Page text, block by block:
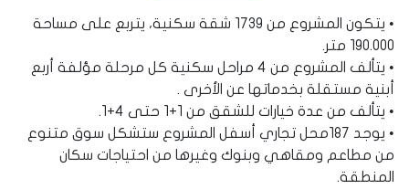
• يتكون المشروع من 1739 شقة سكنية، يتربع على مساحة
190.000 متر.
• يتألف المشروع من 4 مراحل سكنية كل مرحلة مؤلفة أربع
أبنية مستقلة بخدماتها عن الأخرى .
• يتألف من عدة خيارات للشقق من 1+1 حتى 4+1.
• يوجد 187محل تجاري أسفل المشروع ستشكل سوق متنوع
من مطاعم ومقاهي وبنوك وغيرها من احتياجات سكان
المنطقة.